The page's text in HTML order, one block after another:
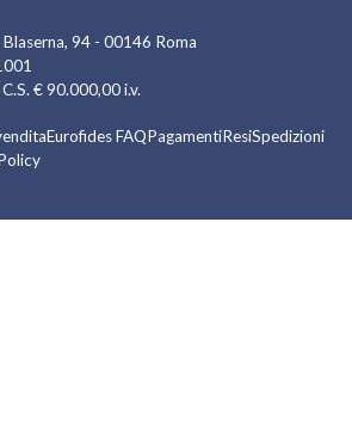
94 - 00146 Roma
€ 90.000,00 i.v.
Eurofides FAQPagamentiResiSpedizioni